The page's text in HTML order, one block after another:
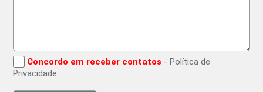
Concordo em receber contatos - Política de
Privacidade